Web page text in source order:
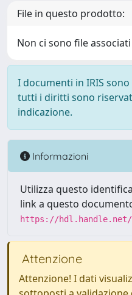
File in questo prodotto:
Non ci sono file
I documenti in IRIS
tutti i diritti sono
indicazione.
Informazioni
Utilizza questo
link a questo
https://hdl.handle.net/
Attenzione
Attenzione! I dati